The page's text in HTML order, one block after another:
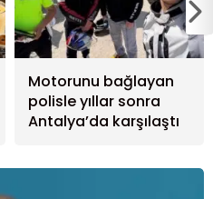
Büyük
Maçı Özetleri
Yeni Sezonu
Motorunu bağlayan
polisle yıllar sonra
Antalya’da karşılaştı